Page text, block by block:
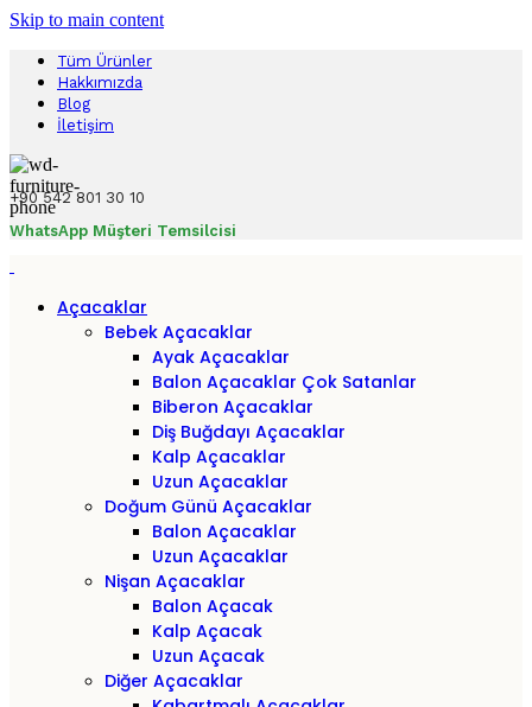
Skip to main content
Tüm Ürünler
Hakkımızda
Blog
İletişim
+90 542 801 30 10
WhatsApp Müşteri Temsilcisi
Açacaklar
Bebek Açacaklar
Ayak Açacaklar
Balon Açacaklar Çok Satanlar
Biberon Açacaklar
Diş Buğdayı Açacaklar
Kalp Açacaklar
Uzun Açacaklar
Doğum Günü Açacaklar
Balon Açacaklar
Uzun Açacaklar
Nişan Açacaklar
Balon Açacak
Kalp Açacak
Uzun Açacak
Diğer Açacaklar